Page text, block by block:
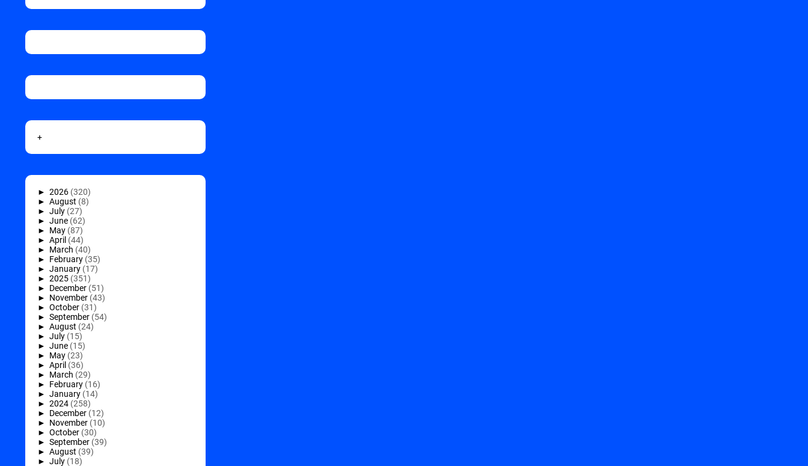
+
► 2026 (320)
► August (8)
► July (27)
► June (62)
► May (87)
► April (44)
► March (40)
► February (35)
► January (17)
► 2025 (351)
► December (51)
► November (43)
► October (31)
► September (54)
► August (24)
► July (15)
► June (15)
► May (23)
► April (36)
► March (29)
► February (16)
► January (14)
► 2024 (258)
► December (12)
► November (10)
► October (30)
► September (39)
► August (39)
► July (18)